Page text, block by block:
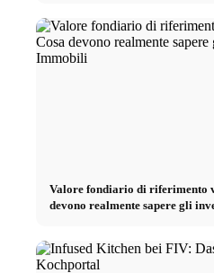
Valore fondiario di riferimento
devono realmente sapere gli